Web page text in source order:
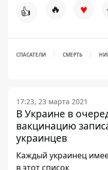
👍 🔥 ♥
СПАСАТЕЛИ СМЕРТЬ
17:23, 23 марта 2021
В Украине в
вакцинацию
украинцев
Каждый украинец
в этот список